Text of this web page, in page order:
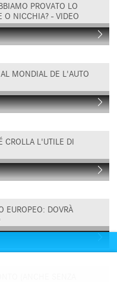
PROVATO LO
O NICCHIA? - VIDEO
MONDIAL DE L'AUTO
CROLLA L'UTILE DI
EUROPEO: DOVRÀ
(ANCHE SENZA